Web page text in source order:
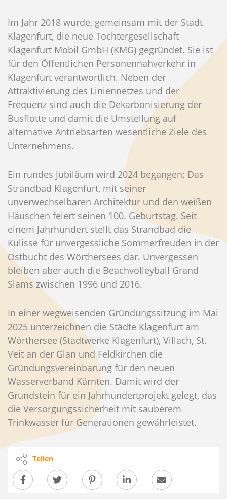
Im Jahr 2018 wurde, gemeinsam mit der Stadt
Klagenfurt, die neue Tochtergesellschaft
Klagenfurt Mobil GmbH (KMG) gegründet. Sie ist
für den Öffentlichen Personennahverkehr in
Klagenfurt verantwortlich. Neben der
Attraktivierung des Liniennetzes und der
Frequenz sind auch die Dekarbonisierung der
Busflotte und damit die Umstellung auf
alternative Antriebsarten wesentliche Ziele des
Unternehmens.
Ein rundes Jubiläum wird 2024 begangen: Das
Strandbad Klagenfurt, mit seiner
unverwechselbaren Architektur und den weißen
Häuschen feiert seinen 100. Geburtstag. Seit
einem Jahrhundert stellt das Strandbad die
Kulisse für unvergessliche Sommerfreuden in der
Ostbucht des Wörthersees dar. Unvergessen
bleiben aber auch die Beachvolleyball Grand
Slams zwischen 1996 und 2016.
In einer wegweisenden Gründungssitzung im Mai
2025 unterzeichnen die Städte Klagenfurt am
Wörthersee (Stadtwerke Klagenfurt), Villach, St.
Veit an der Glan und Feldkirchen die
Gründungsvereinbarung für den neuen
Wasserverband Kärnten. Damit wird der
Grundstein für ein Jahrhundertprojekt gelegt, das
die Versorgungssicherheit mit sauberem
Trinkwasser für Generationen gewährleistet.
Teilen